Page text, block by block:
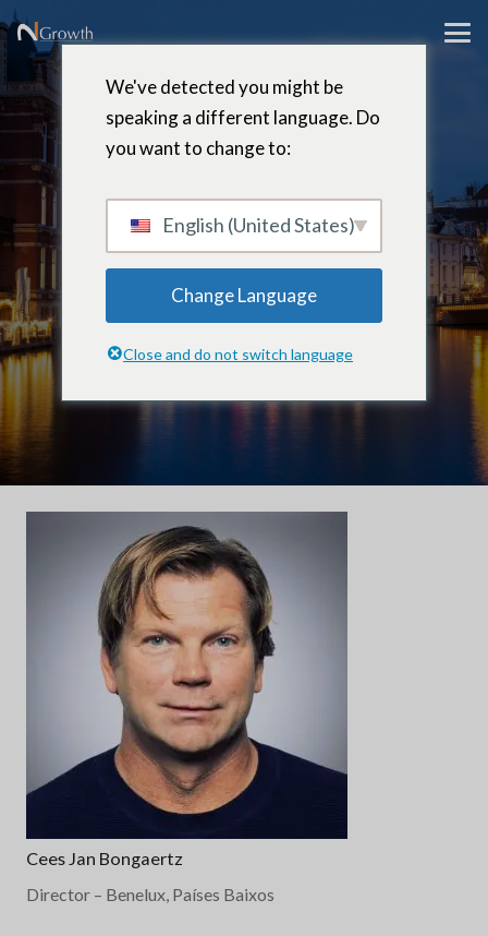
Cees Jan
Bongaertz
Diretor – Benelux, Países Baixos
Cees Jan Bongaertz
Director – Benelux, Países Baixos
We've detected you might be
speaking a different language. Do
you want to change to:
English (United States)
Change Language
Close and do not switch language